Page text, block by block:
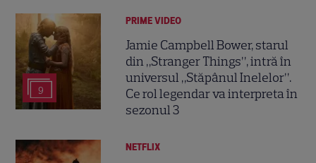
9
PRIME VIDEO
Jamie Campbell Bower, starul
din „Stranger Things”, intră în
universul „Stăpânul Inelelor”.
Ce rol legendar va interpreta în
sezonul 3
NETFLIX